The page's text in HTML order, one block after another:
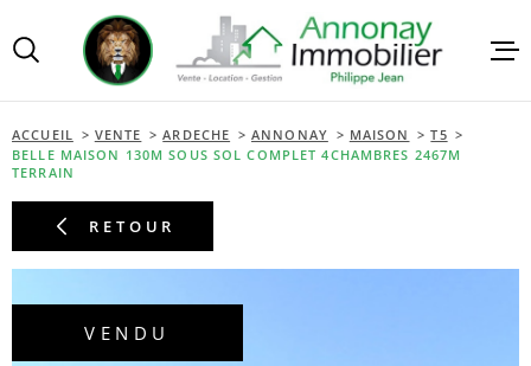
au
menu
au
contenu
VENTES
ACCUEIL VENTE ARDECHE ANNONAY MAISON
T5
BELLE MAISON 130M SOUS SOL COMPLET 4CHAMBRES 2467M
TERRAIN
RETOUR
VENDU
VOTRE
TYPE
BIEN